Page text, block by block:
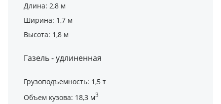
Длина: 2,8 м
Ширина: 1,7 м
Высота: 1,8 м
Газель - удлиненная
Грузоподъемность: 1,5 т
Объем кузова: 18,3 м3